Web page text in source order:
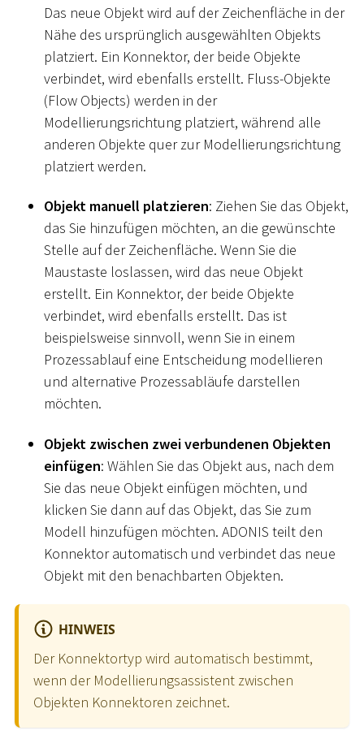
Das neue Objekt wird auf der Zeichenfläche in der
Nähe des ursprünglich ausgewählten Objekts
platziert. Ein Konnektor, der beide Objekte
verbindet, wird ebenfalls erstellt. Fluss-Objekte
(Flow Objects) werden in der
Modellierungsrichtung platziert, während alle
anderen Objekte quer zur Modellierungsrichtung
platziert werden.
Objekt manuell platzieren: Ziehen Sie das Objekt,
das Sie hinzufügen möchten, an die gewünschte
Stelle auf der Zeichenfläche. Wenn Sie die
Maustaste loslassen, wird das neue Objekt
erstellt. Ein Konnektor, der beide Objekte
verbindet, wird ebenfalls erstellt. Das ist
beispielsweise sinnvoll, wenn Sie in einem
Prozessablauf eine Entscheidung modellieren
und alternative Prozessabläufe darstellen
möchten.
Objekt zwischen zwei verbundenen Objekten
einfügen: Wählen Sie das Objekt aus, nach dem
Sie das neue Objekt einfügen möchten, und
klicken Sie dann auf das Objekt, das Sie zum
Modell hinzufügen möchten. ADONIS teilt den
Konnektor automatisch und verbindet das neue
Objekt mit den benachbarten Objekten.
HINWEIS
Der Konnektortyp wird automatisch bestimmt,
wenn der Modellierungsassistent zwischen
Objekten Konnektoren zeichnet.